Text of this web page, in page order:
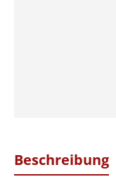
Beschreibung